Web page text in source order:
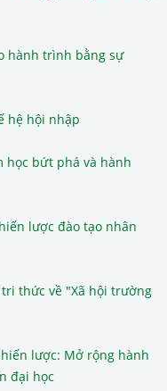
hành trình bằng sự
hệ hội nhập
học bứt phá và hành
lược đào tạo nhân
thức về "Xã hội trường
lược: Mở rộng hành
đại học